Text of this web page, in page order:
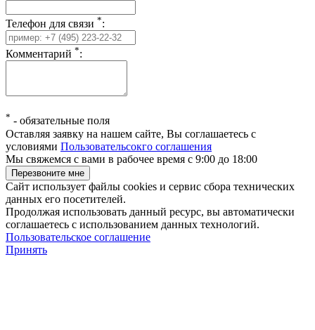
Телефон для связи *:
Комментарий *:
* - обязательные поля
Оставляя заявку на нашем сайте, Вы соглашаетесь с
условиями Пользовательсокго соглашения
Мы свяжемся с вами в рабочее время с 9:00 до 18:00
Сайт использует файлы cookies и сервис сбора технических
данных его посетителей.
Продолжая использовать данный ресурс, вы автоматически
соглашаетесь с использованием данных технологий.
Пользовательское соглашение
Принять